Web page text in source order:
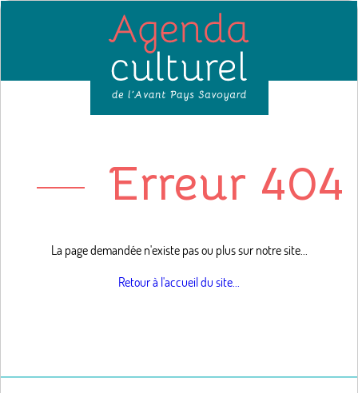
Erreur 404
La page demandée n'existe pas ou plus sur notre site...
Retour à l'accueil du site...